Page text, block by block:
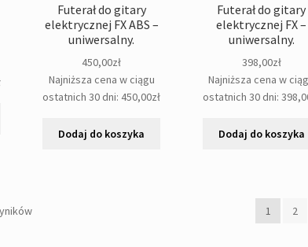
Futerał do gitary
elektrycznej FX ABS –
uniwersalny.
450,00zł
Najniższa cena w ciągu
ostatnich 30 dni:450,00zł
Dodaj do koszyka
Futerał do gitary
elektrycznej FX –
uniwersalny.
398,00zł
Najniższa cena w
ostatnich 30 dni:
Dodaj do koszyka
Posortowane
1 2